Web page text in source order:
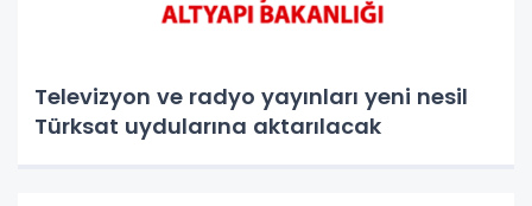
Televizyon ve radyo yayınları yeni nesil
Türksat uydularına aktarılacak